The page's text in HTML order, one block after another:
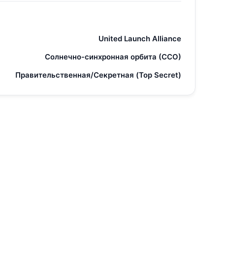
United Launch Alliance
Солнечно-синхронная орбита (ССО)
Правительственная/Секретная (Top Secret)